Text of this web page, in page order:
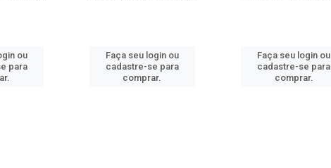
ou
para
Faça seu login ou
cadastre-se para
comprar.
Faça seu login ou
cadastre-se para
comprar.